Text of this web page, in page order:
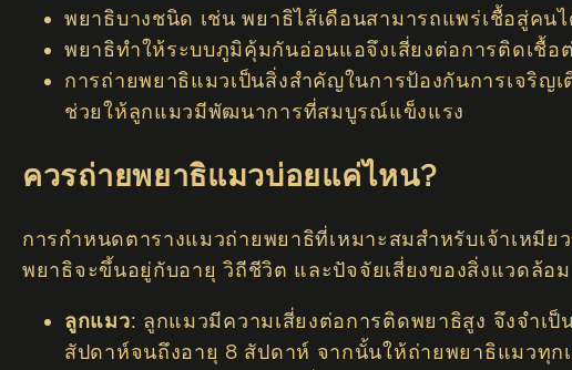
พยาธิบางชนิด เช่น พยาธิไส้เดือนสามารถแพร่เชื้อสู่คน
พยาธิทำให้ระบบภูมิคุ้มกันอ่อนแอจึงเสี่ยงต่อการติดเชื้
การถ่ายพยาธิแมวเป็นสิ่งสำคัญในการป้องกันการเจริญ
ช่วยให้ลูกแมวมีพัฒนาการที่สมบูรณ์แข็งแรง
ควรถ่ายพยาธิแมวบ่อยแค่ไหน?
การกำหนดตารางแมวถ่ายพยาธิที่เหมาะสมสำหรับเจ้าเห
พยาธิจะขึ้นอยู่กับอายุ วิถีชีวิต และปัจจัยเสี่ยงของสิ่งแวดล้อม
ลูกแมว: ลูกแมวมีความเสี่ยงต่อการติดพยาธิสูง จึงจำเ
สัปดาห์จนถึงอายุ 8 สัปดาห์ จากนั้นให้ถ่ายพยาธิแมวทุ